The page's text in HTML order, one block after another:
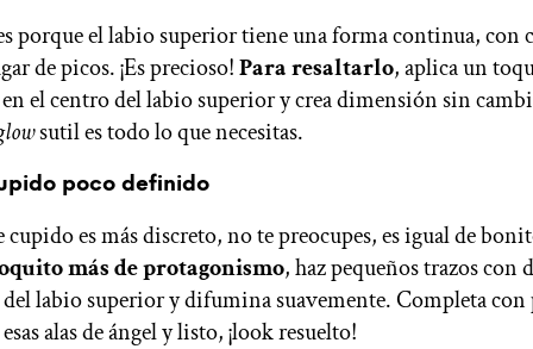
porque el labio superior tiene una forma continua, con
de picos. ¡Es precioso!Para resaltarlo, aplica un
el centro del labio superior y crea dimensión sin
sutil es todo lo que necesitas.
poco definido
cupido es más discreto, no te preocupes, es igual de
más de protagonismo, haz pequeños trazos con
labio superior y difumina suavemente. Completa
alas de ángel y listo, ¡look resuelto!